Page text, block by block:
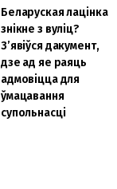
Беларуская лацінка
знікне з вуліц?
З’явіўся дакумент,
дзе ад яе раяць
адмовіцца для
ўмацавання
супольнасці